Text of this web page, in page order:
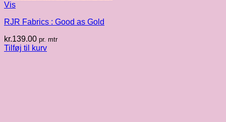
Vis
RJR Fabrics : Good as Gold
kr.139.00 pr. mtr
Tilføj til kurv